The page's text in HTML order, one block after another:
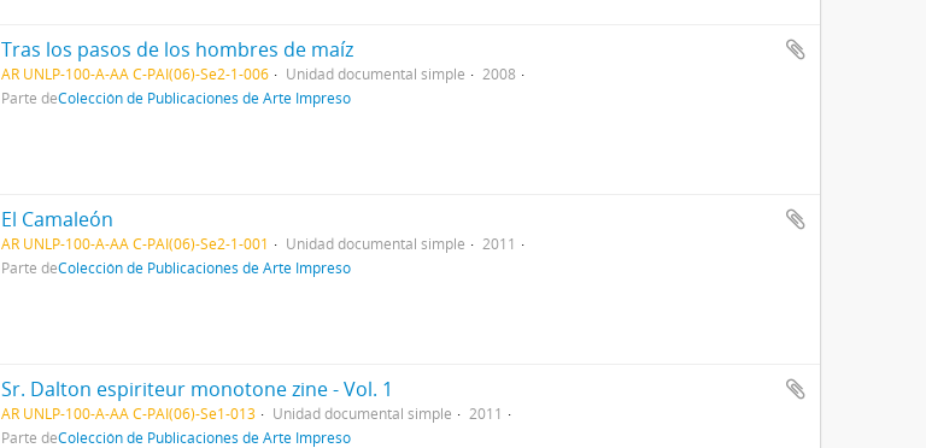
Tras los pasos de los hombres de maíz
AR UNLP-100-A-AA C-PAI(06)-Se2-1-006 Unidad documental simple
2008
Parte deColección de Publicaciones de Arte Impreso
El Camaleón
AR UNLP-100-A-AA C-PAI(06)-Se2-1-001 Unidad documental simple
2011
Parte deColección de Publicaciones de Arte Impreso
Sr. Dalton espiriteur monotone zine - Vol. 1
AR UNLP-100-A-AA C-PAI(06)-Se1-013 Unidad documental simple
2011
Parte deColección de Publicaciones de Arte Impreso